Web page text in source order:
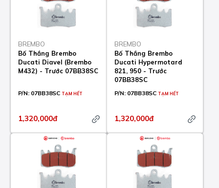
BREMBO
Bố Thắng Brembo
Ducati Diavel (Brembo
M432) - Trước 07BB38SC
P/N: 07BB38SC TẠM HẾT
1,320,000đ
BREMBO
Bố Thắng Brembo
Ducati Hypermotard
821, 950 - Trước
07BB38SC
P/N: 07BB38SC TẠM HẾT
1,320,000đ